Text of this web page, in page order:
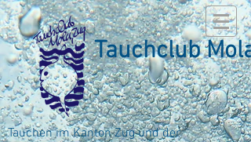
Tauchclub Mola
Tauchen im Kanton Zug und der